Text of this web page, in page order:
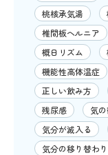
桃核承気湯
椎間板ヘルニア
概日リズム
機能性高体温症
正しい飲み方
残尿感
気
気分が滅入る
気分の移り替わ